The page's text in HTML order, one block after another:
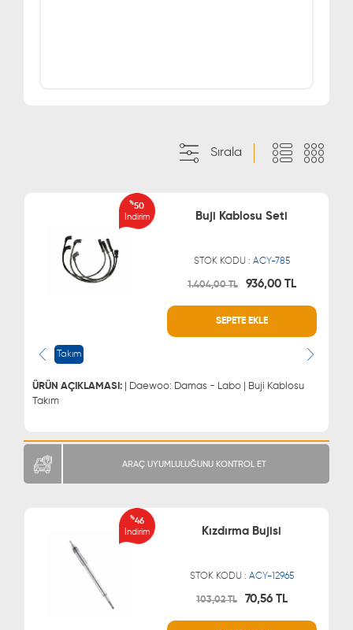
Sırala
%50
İndirim
Buji Kablosu Seti
STOK KODU : ACY-785
1.404,00 TL 936,00 TL
SEPETE EKLE
Takım
ÜRÜN AÇIKLAMASI: | Daewoo: Damas - Labo | Buji Kablosu
Takım
0850 255 9229
ARAÇ UYUMLULUĞUNU KONTROL ET
%46
İndirim
Kızdırma Bujisi
STOK KODU : ACY-12965
103,02 TL 70,56 TL